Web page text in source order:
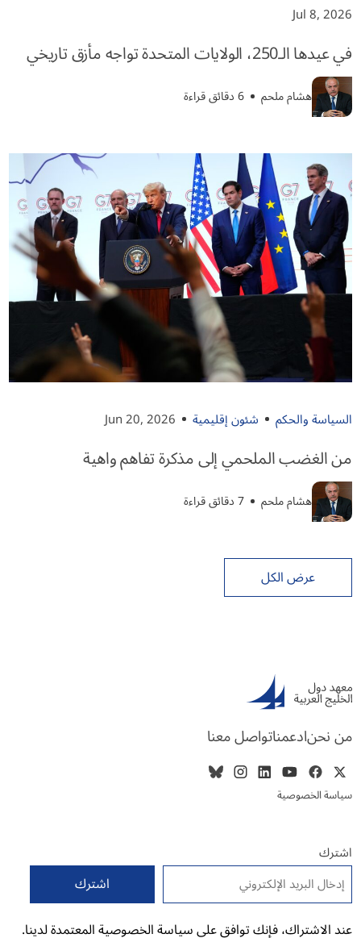
Jul 8, 2026
في عيدها الـ250، الولايات المتحدة تواجه مأزق تاريخي
هشام ملحم 6 دقائق قراءة
السياسة والحكم شئون إقليمية Jun 20, 2026
من الغضب الملحمي إلى مذكرة تفاهم واهية
هشام ملحم 7 دقائق قراءة
عرض الكل
من نحنادعمناتواصل معنا
سياسة الخصوصية
اشترك
البريد الإلكتروني *
عند الاشتراك، فإنك توافق على سياسة الخصوصية المعتمدة لدينا.